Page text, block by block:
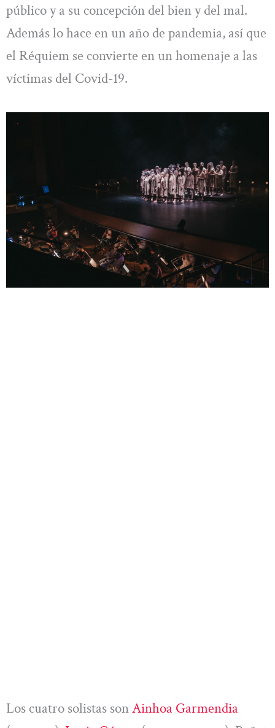
público y a su concepción del bien y del mal.
Además lo hace en un año de pandemia, así que
el Réquiem se convierte en un homenaje a las
víctimas del Covid-19.
Los cuatro solistas sonAinhoa Garmendia